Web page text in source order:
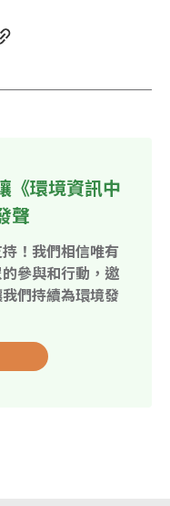
《環境資訊中
聲
！我們相信唯有
參與和行動，邀
們持續為環境發